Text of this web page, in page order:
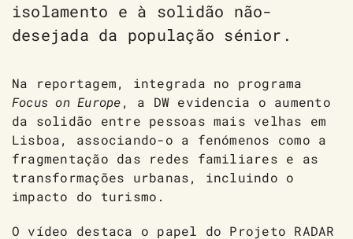
isolamento e à solidão não-
desejada da população sénior.
Na reportagem, integrada no programa
Focus on Europe, a DW evidencia o aumento
da solidão entre pessoas mais velhas em
Lisboa, associando-o a fenómenos como a
fragmentação das redes familiares e as
transformações urbanas, incluindo o
impacto do turismo.
O vídeo destaca o papel do Projeto RADAR